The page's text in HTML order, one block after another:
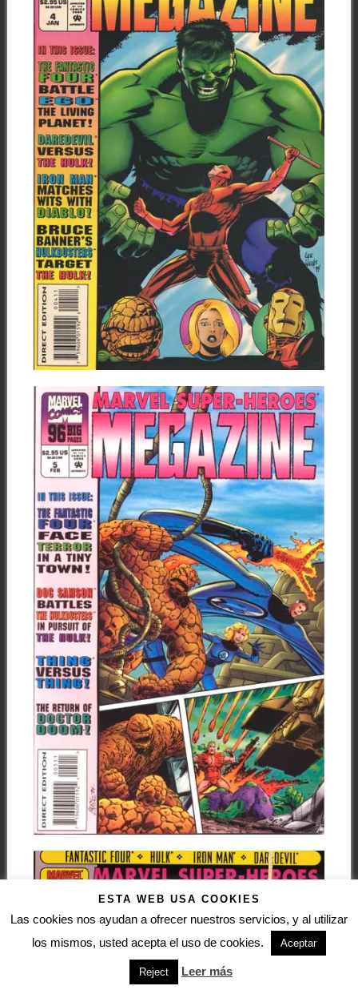
ESTA WEB USA COOKIES
Las cookies nos ayudan a ofrecer nuestros servicios, y al utilizar
los mismos, usted acepta el uso de cookies.
Aceptar
Reject Leer más